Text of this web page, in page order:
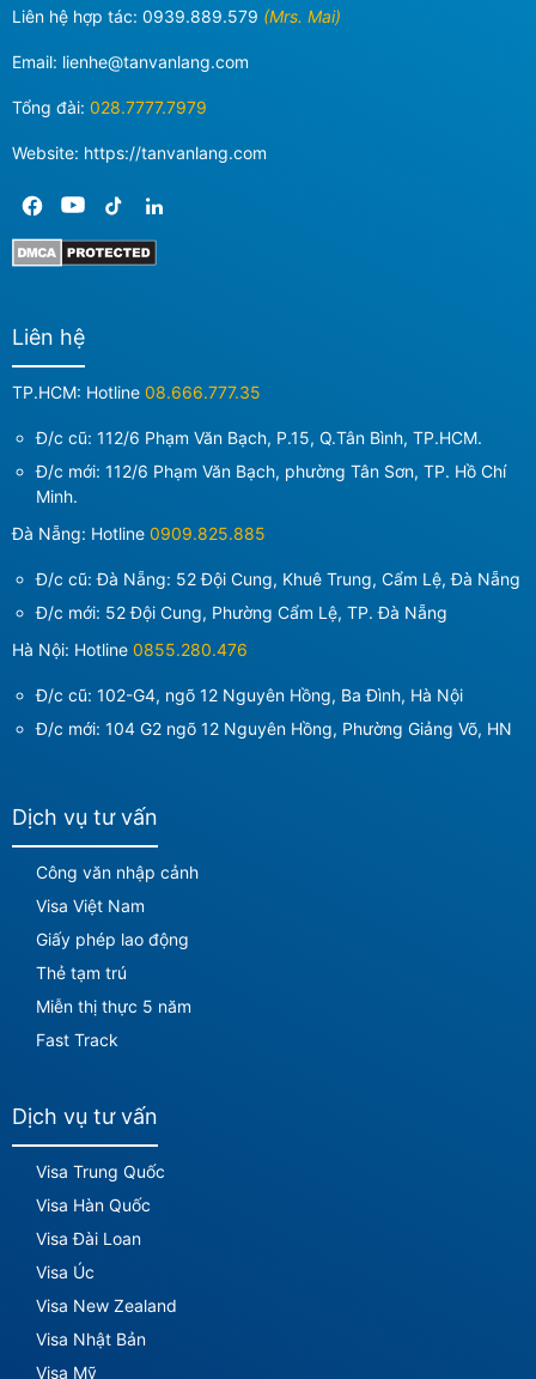
Liên hệ hợp tác: 0939.889.579 (Mrs. Mai)
Email: lienhe@tanvanlang.com
Tổng đài: 028.7777.7979
Website: https://tanvanlang.com
Liên hệ
TP.HCM: Hotline 08.666.777.35
Đ/c cũ: 112/6 Phạm Văn Bạch, P.15, Q.Tân Bình, TP.HCM.
Đ/c mới: 112/6 Phạm Văn Bạch, phường Tân Sơn, TP. Hồ Chí
Minh.
Đà Nẵng: Hotline 0909.825.885
Đ/c cũ: Đà Nẵng: 52 Đội Cung, Khuê Trung, Cẩm Lệ, Đà Nẵng
Đ/c mới: 52 Đội Cung, Phường Cẩm Lệ, TP. Đà Nẵng
Hà Nội: Hotline 0855.280.476
Đ/c cũ: 102-G4, ngõ 12 Nguyên Hồng, Ba Đình, Hà Nội
Đ/c mới: 104 G2 ngõ 12 Nguyên Hồng, Phường Giảng Võ, HN
Dịch vụ tư vấn
Công văn nhập cảnh
Visa Việt Nam
Giấy phép lao động
Thẻ tạm trú
Miễn thị thực 5 năm
Fast Track
Dịch vụ tư vấn
Visa Trung Quốc
Visa Hàn Quốc
Visa Đài Loan
Visa Úc
Visa New Zealand
Visa Nhật Bản
Visa Mỹ